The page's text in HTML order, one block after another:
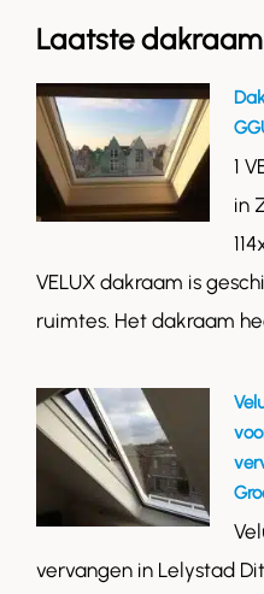
Laatste
1
in
VELUX dakraam is
ruimtes. Het dakraam
vervangen in Lelystad